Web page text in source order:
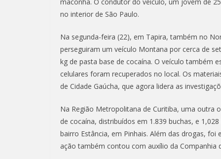
no interior de São Paulo.
Na segunda-feira (22), em Tapira, também no
perseguiram um veículo Montana por cerca de
kg de pasta base de cocaína. O veículo também
celulares foram recuperados no local. Os
de Cidade Gaúcha, que agora lidera as
Na Região Metropolitana de Curitiba, uma outra
de cocaína, distribuídos em 1.839 buchas, e
bairro Estância, em Pinhais. Além das drogas,
ação também contou com auxílio da Companhia